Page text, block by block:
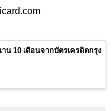
น 10 เดือนจากบัตรเครดิตกรุง